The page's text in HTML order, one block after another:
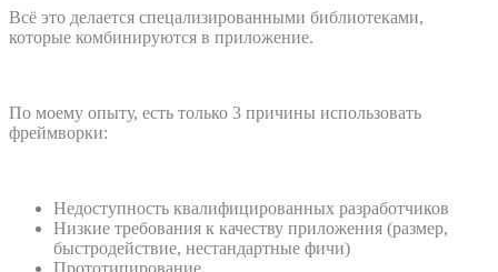
Всё это делается спецализированными библиотеками,
которые комбинируются в приложение.
По моему опыту, есть только 3 причины использовать
фреймворки:
Недоступность квалифицированных разработчиков
Низкие требования к качеству приложения (размер,
быстродействие, нестандартные фичи)
Прототипирование